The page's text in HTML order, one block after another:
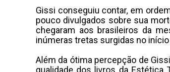
Gissi conseguiu contar, em
pouco divulgados sobre sua
chegaram aos brasileiros da
inúmeras tretas surgidas no
Além da ótima percepção de
qualidade dos livros da Estética